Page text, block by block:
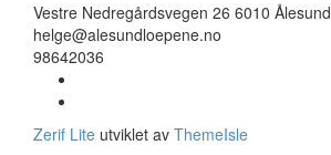
Vestre Nedregårdsvegen 26 6010 Ålesund
helge@alesundloepene.no
98642036
Zerif Lite utviklet av ThemeIsle